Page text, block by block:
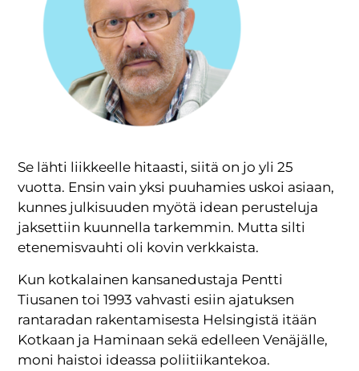
Se lähti liikkeelle hitaasti, siitä on jo yli 25
vuotta. Ensin vain yksi puuhamies uskoi asiaan,
kunnes julkisuuden myötä idean perusteluja
jaksettiin kuunnella tarkemmin. Mutta silti
etenemisvauhti oli kovin verkkaista.
Kun kotkalainen kansanedustaja Pentti
Tiusanen toi 1993 vahvasti esiin ajatuksen
rantaradan rakentamisesta Helsingistä itään
Kotkaan ja Haminaan sekä edelleen Venäjälle,
moni haistoi ideassa poliitiikantekoa.